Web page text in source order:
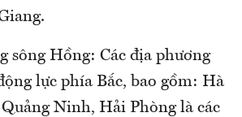
sông Hồng: Các địa phương
lực phía Bắc, bao gồm: Hà
Ninh, Hải Phòng là các